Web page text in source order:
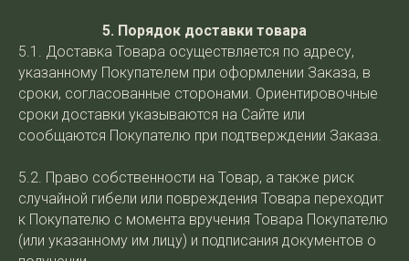
5. Порядок доставки товара
5.1. Доставка Товара осуществляется по адресу,
указанному Покупателем при оформлении Заказа, в
сроки, согласованные сторонами. Ориентировочные
сроки доставки указываются на Сайте или
сообщаются Покупателю при подтверждении Заказа.
5.2. Право собственности на Товар, а также риск
случайной гибели или повреждения Товара переходит
к Покупателю с момента вручения Товара Покупателю
(или указанному им лицу) и подписания документов о